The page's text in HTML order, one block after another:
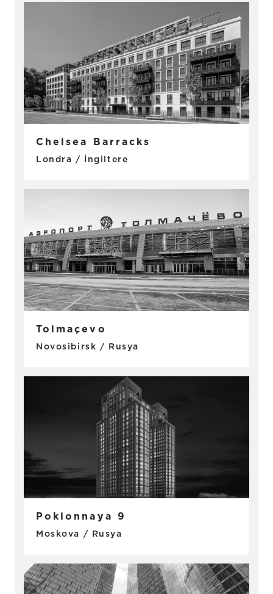
Chelsea Barracks
Londra / İngiltere
Tolmaçevo
Novosibirsk / Rusya
Poklonnaya 9
Moskova / Rusya